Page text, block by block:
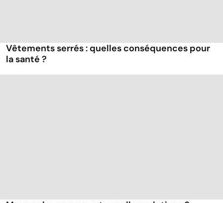
Vêtements serrés : quelles conséquences pour
la santé ?